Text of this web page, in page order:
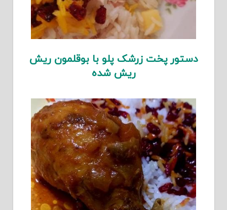
دستور پخت زرشک پلو با بوقلمون ریش
ریش شده